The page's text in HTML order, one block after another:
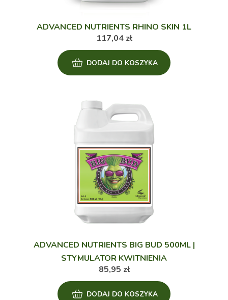
ADVANCED NUTRIENTS RHINO SKIN 1L
117,04 zł
DODAJ DO KOSZYKA
ADVANCED NUTRIENTS BIG BUD 500ML |
STYMULATOR KWITNIENIA
85,95 zł
DODAJ DO KOSZYKA